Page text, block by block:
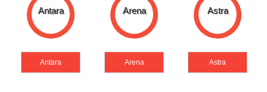
Arena
Arena
Astra
Astra
Calibra
Calibra